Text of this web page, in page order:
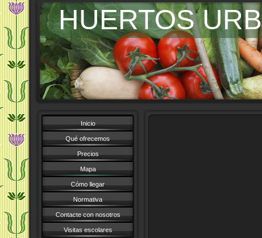
HUERTOS
Inicio
Qué ofrecemos
Precios
Mapa
Cómo llegar
Normativa
Contacte con nosotros
Visitas escolares